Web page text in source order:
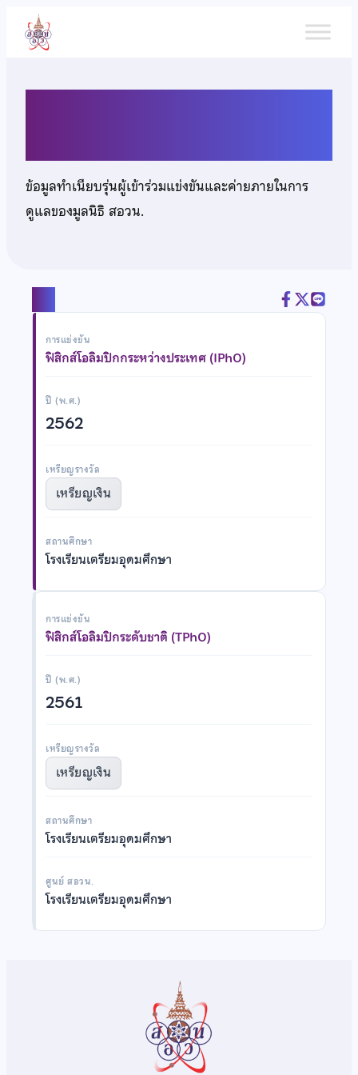
เนื้อหา
ข้อมูลทำเนียบรุ่นผู้เข้าร่วมแข่งขันและค่ายภายในการ
ดูแลของมูลนิธิ สอวน.
การแข่งขัน
ฟิสิกส์โอลิมปิกกระหว่างประเทศ (IPhO)
ปี (พ.ศ.)
2562
เหรียญรางวัล
เหรียญเงิน
สถานศึกษา
โรงเรียนเตรียมอุดมศึกษา
การแข่งขัน
ฟิสิกส์โอลิมปิกระดับชาติ (TPhO)
ปี (พ.ศ.)
2561
เหรียญรางวัล
เหรียญเงิน
สถานศึกษา
โรงเรียนเตรียมอุดมศึกษา
ศูนย์ สอวน.
โรงเรียนเตรียมอุดมศึกษา